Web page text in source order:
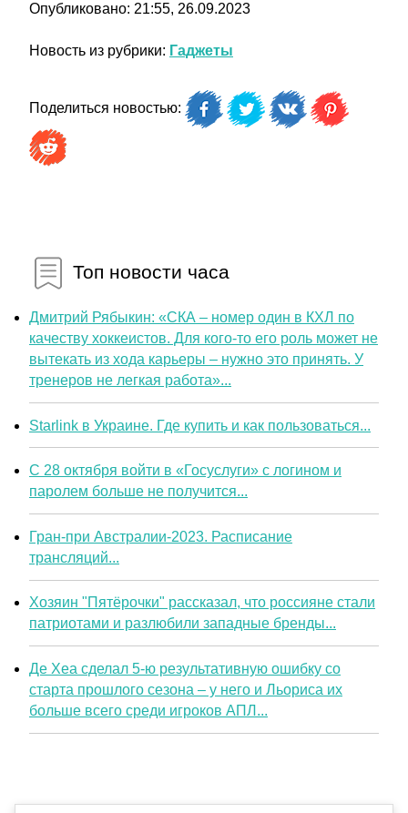
Опубликовано: 21:55, 26.09.2023
Новость из рубрики: Гаджеты
Поделиться новостью:
Топ новости часа
Дмитрий Рябыкин: «СКА – номер один в КХЛ по
качеству хоккеистов. Для кого-то его роль может не
вытекать из хода карьеры – нужно это принять. У
тренеров не легкая работа»...
Starlink в Украине. Где купить и как пользоваться...
С 28 октября войти в «Госуслуги» с логином и
паролем больше не получится...
Гран-при Австралии-2023. Расписание
трансляций...
Хозяин "Пятёрочки" рассказал, что россияне стали
патриотами и разлюбили западные бренды...
Де Хеа сделал 5-ю результативную ошибку со
старта прошлого сезона – у него и Льориса их
больше всего среди игроков АПЛ...